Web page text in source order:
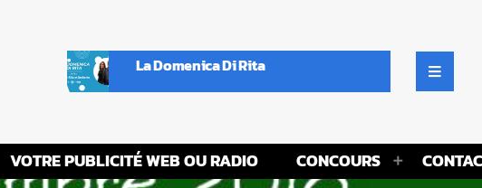
La Domenica Di Rita
VOTRE PUBLICITÉ WEB OU RADIO CONCOURS